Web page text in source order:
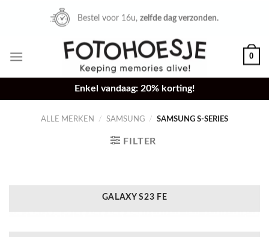
Uitzonderlijk vandaag20% korting!
0
Enkel vandaag: 20% korting!
ALLE MERKEN / SAMSUNG / SAMSUNG S-SERIES
FILTER
GALAXY S23 FE